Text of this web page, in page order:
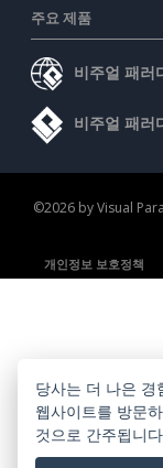
주요 제품
비주얼 패러
비주얼 패러
©2026 by Visual
개인정보 보호정책
당사는 더 나은 경
웹사이트를 방문
것으로 간주됩니